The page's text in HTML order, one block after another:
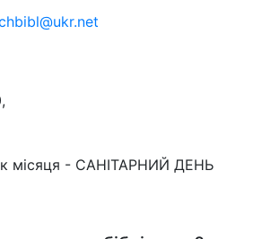
місяця - САНІТАРНИЙ ДЕНЬ